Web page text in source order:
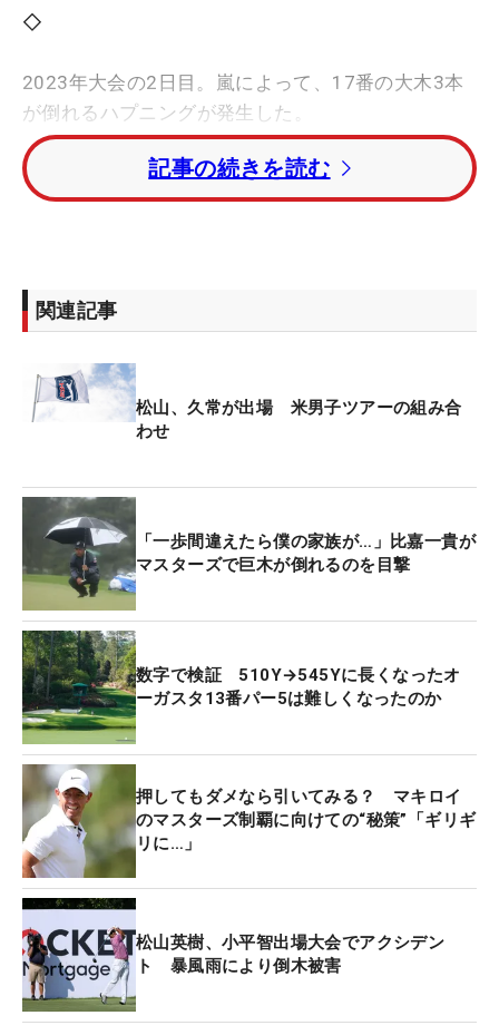
◇
2023年大会の2日目。嵐によって、17番の大木3本
が倒れるハプニングが発生した。
大会2日目は悪天候の中進行していたが、雷雲接近
のため現地時間午後3時07分に1度目の中断。同時間
い、17番ティ横の巨木3本が倒れるとともに、大き
な音が鳴り響いた。幸いにもプレー中の選手はおら
た。
現場近くの15番グリーンにいた比嘉一貴は、実際に
レッチしているような、筋繊維が切れるような音
と、ドーンッというすごい音が聞こえて、大きい木
が目の前から消えた。どんどん悲鳴みたいになって
いった。映画みたいな景色が…」とそのときの様子
を語った。
驚くべきは、翌日には倒木の跡が何事もなかったか
のように奇麗になっていたこと。さすがはオーガス
タ。コース管理のすごさを示すエピソードの一つと
なった。
17番では以前にも、木にまつわるハプニングが起こ
った。2014年大会の2カ月前、オーガスタは大雪に
見舞われた。その影響で、17番のティイングエリア
から210ヤード地点、フェアウェイ左サイドにあっ
た名物の木が損傷。伐採に至った。
ちなみにこの木は、オーガスタのメンバーでもあっ
記事の続きを読む
関連記事
松山、久常が出場 米男子ツアーの組み合
わせ
「一歩間違えたら僕の家族が…」比嘉一貴が
マスターズで巨木が倒れるのを目撃
数字で検証 510Y→545Yに長くなったオ
ーガスタ13番パー5は難しくなったのか
押してもダメなら引いてみる？ マキロイ
のマスターズ制覇に向けての“秘策”「ギリギ
リに…」
松山英樹、小平智出場大会でアクシデン
ト 暴風雨により倒木被害